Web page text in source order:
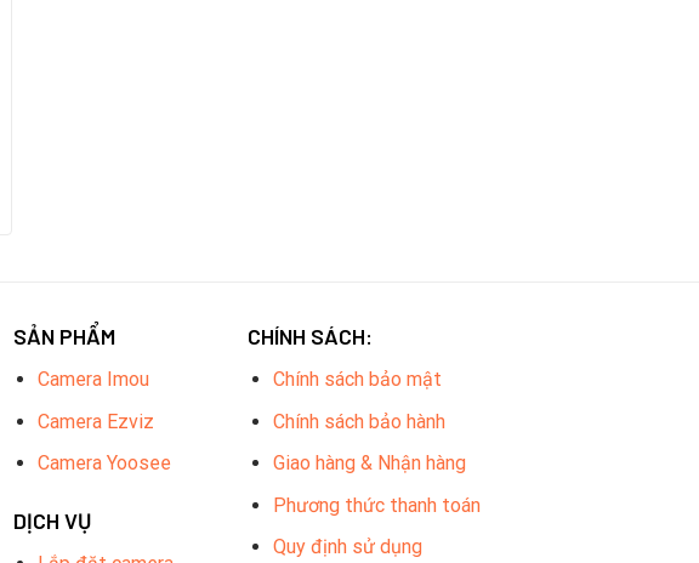
SẢN PHẨM
Camera Imou
Camera Ezviz
Camera Yoosee
DỊCH VỤ
CHÍNH SÁCH:
Chính sách bảo mật
Chính sách bảo hành
Giao hàng & Nhận hàng
Phương thức thanh toán
Quy định sử dụng